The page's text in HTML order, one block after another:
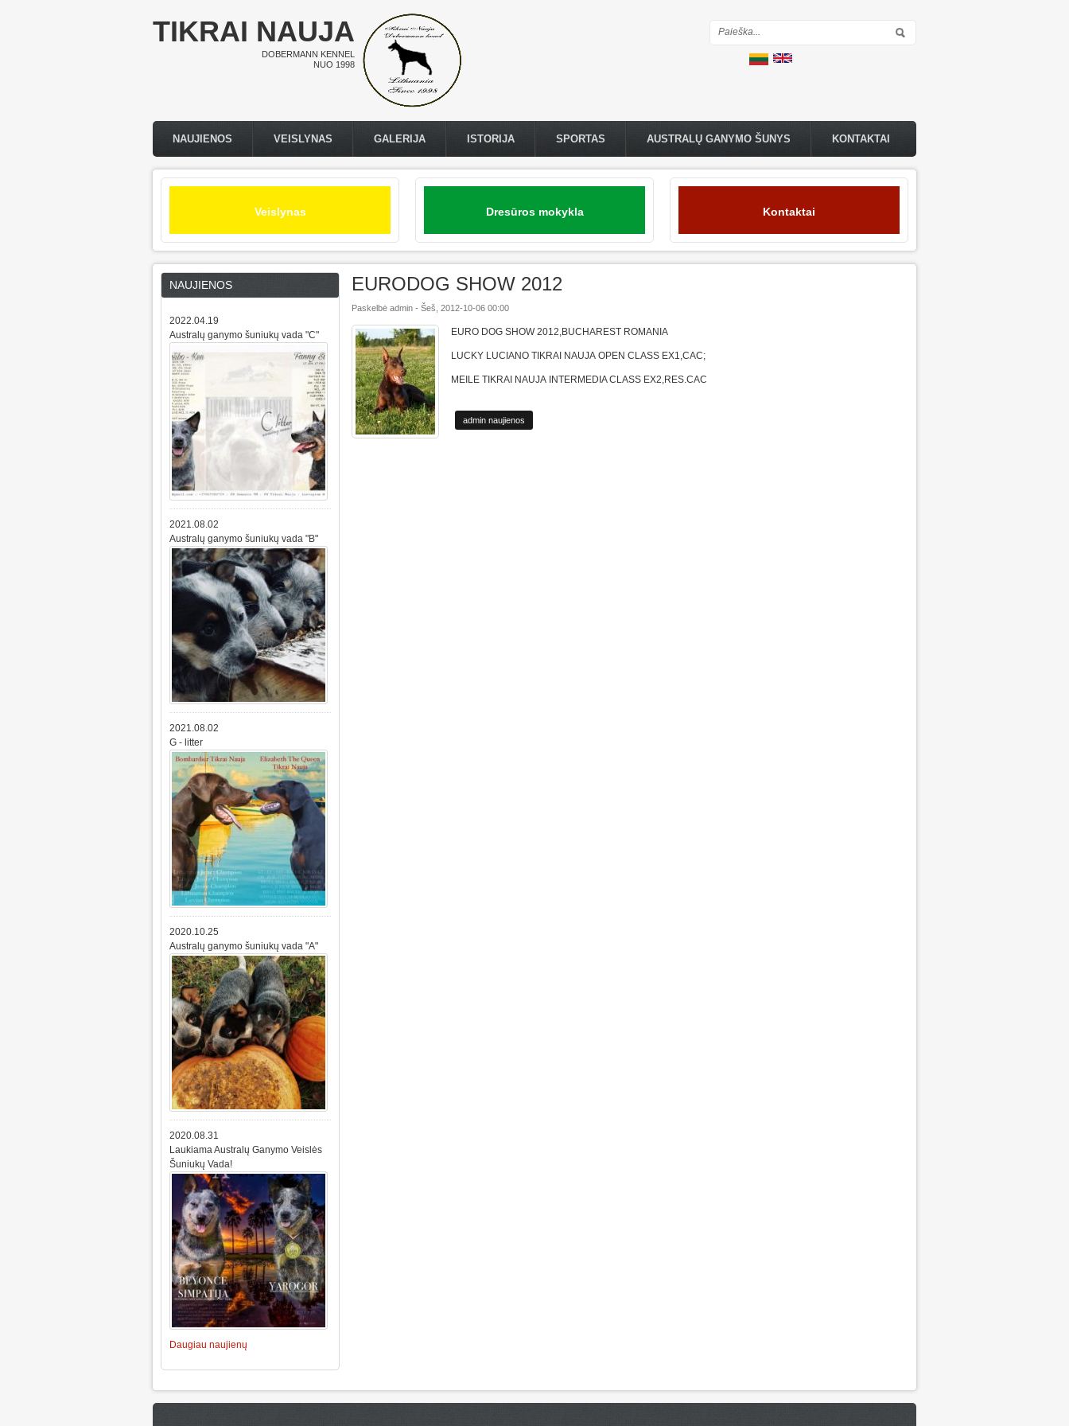
TIKRAI NAUJA
DOBERMANN KENNEL
NUO 1998
Paieškos forma
Pagrindinis meniu
NAUJIENOS VEISLYNAS GALERIJA ISTORIJA SPORTAS AUSTRALŲ GANYMO ŠUNYS KONTAKTAI
Veislynas Dresūros mokykla Kontaktai
EURODOG SHOW 2012
Paskelbė admin - Šeš, 2012-10-06 00:00
EURO DOG SHOW 2012,BUCHAREST ROMANIA
LUCKY LUCIANO TIKRAI NAUJA OPEN CLASS EX1,CAC;
MEILE TIKRAI NAUJA INTERMEDIA CLASS EX2,RES.CAC
admin naujienos
NAUJIENOS
2022.04.19
Australų ganymo šuniukų vada "C"
2021.08.02
Australų ganymo šuniukų vada "B"
2021.08.02
G - litter
2020.10.25
Australų ganymo šuniukų vada "A"
2020.08.31
Laukiama Australų Ganymo Veislės
Šuniukų Vada!
Daugiau naujienų